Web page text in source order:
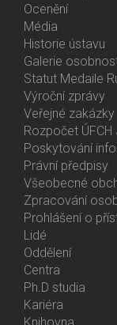
Ocenění
Média
Historie ústavu
Galerie
Statut Medaile
Bottom
Menu
About
Us
Výroční zprávy
Veřejné zakázky
Rozpočet ÚFCH
Poskytování
Právní předpisy
Všeobecné
Zpracování
Prohlášení o
Bottom
Menu
Contacts
Lidé
Oddělení
Centra
Ph.D studia
Kariéra